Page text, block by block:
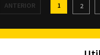
ANTERIOR 1 2